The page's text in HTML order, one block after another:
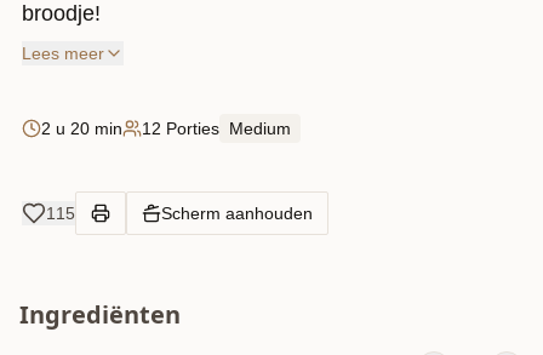
broodje!
Lees meer
2 u 20 min 12 Porties Medium
115 Scherm aanhouden
Ingrediënten